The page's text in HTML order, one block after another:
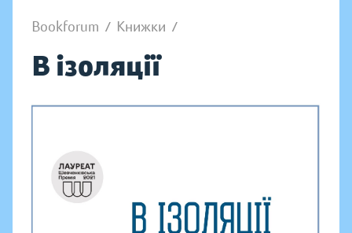
Bookforum / Книжки /
В ізоляції